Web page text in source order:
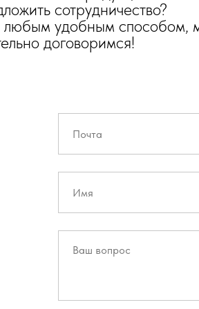
сотрудничество?
любым удобным способом,
договоримся!